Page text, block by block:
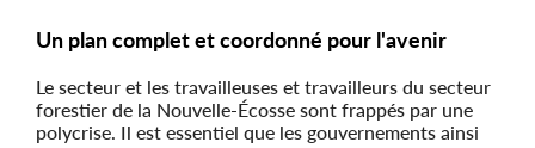
Un plan complet et coordonné pour l'avenir
Le secteur et les travailleuses et travailleurs du secteur
forestier de la Nouvelle-Écosse sont frappés par une
polycrise. Il est essentiel que les gouvernements ainsi